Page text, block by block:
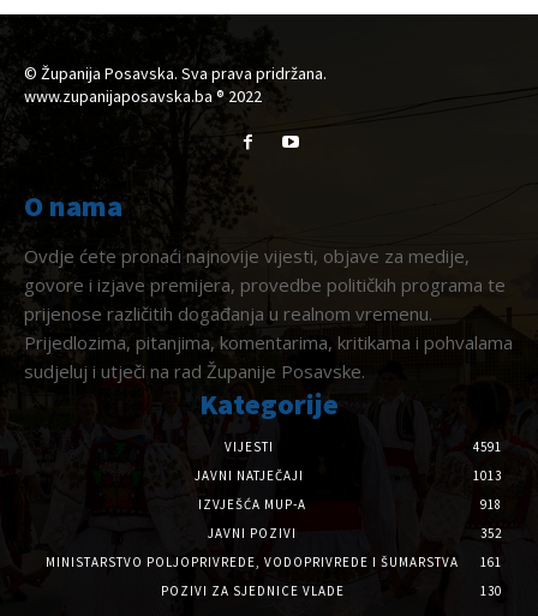
© Županija Posavska. Sva prava pridržana.
www.zupanijaposavska.ba ® 2022
O nama
Ovdje ćete pronaći najnovije vijesti, objave za medije,
govore i izjave premijera, provedbe političkih programa te
prijenose različitih događanja u realnom vremenu.
Prijedlozima, pitanjima, komentarima, kritikama i pohvalama
sudjeluj i utječi na rad Županije Posavske.
Kategorije
VIJESTI
4591
JAVNI NATJEČAJI
1013
IZVJEŠĆA MUP-A
918
JAVNI POZIVI
352
MINISTARSTVO POLJOPRIVREDE, VODOPRIVREDE I ŠUMARSTVA
161
POZIVI ZA SJEDNICE VLADE
130